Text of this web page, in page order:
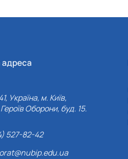
Україна, м. Київ,
Оборони, буд. 15.
527-82-42